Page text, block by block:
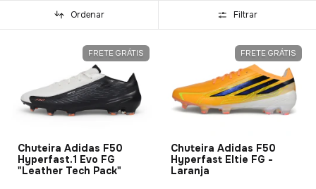
Ordenar Filtrar
FRETE GRÁTIS
Chuteira Adidas F50
Hyperfast.1 Evo FG
"Leather Tech Pack"
FRETE GRÁTIS
Chuteira Adidas F50
Hyperfast Eltie FG -
Laranja